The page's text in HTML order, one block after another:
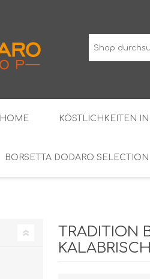
HOME KÖSTLICHKEITEN
BORSETTA DODARO SELECTION
TRADITION